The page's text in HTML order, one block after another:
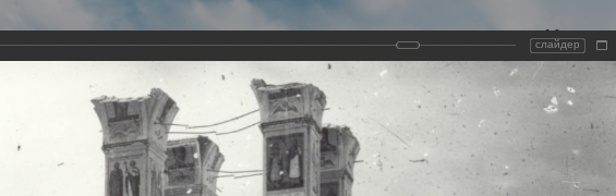
Виртуальный
Новомучеников и
Земли
Сайт создан по благословлению
и Холмогорского Даниила
слайдер